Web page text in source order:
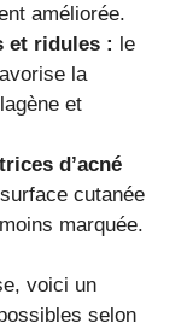
améliorée.
et ridules : le
la
et
d’acné
cutanée
marquée.
voici un
selon